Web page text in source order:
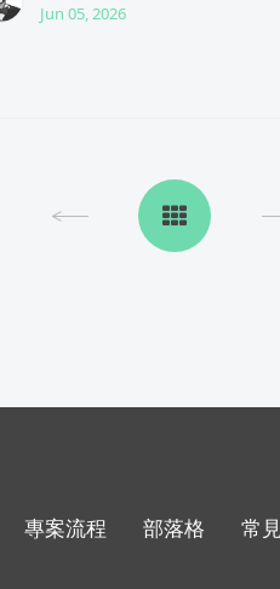
Jun 05, 2026
專案流程 部落格 常